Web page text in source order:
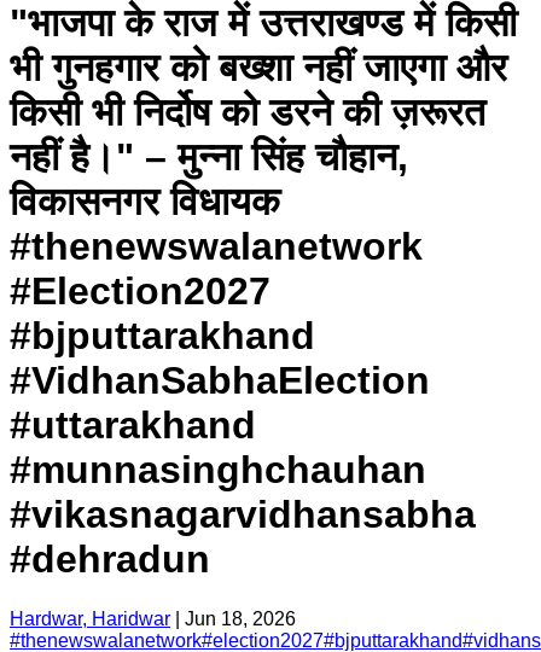
"भाजपा के राज में उत्तराखण्ड में किसी
भी गुनहगार को बख्शा नहीं जाएगा और
किसी भी निर्दोष को डरने की ज़रूरत
नहीं है।" – मुन्ना सिंह चौहान,
विकासनगर विधायक
#thenewswalanetwork
#Election2027
#bjputtarakhand
#VidhanSabhaElection
#uttarakhand
#munnasinghchauhan
#vikasnagarvidhansabha
#dehradun
Hardwar, Haridwar
Jun 18, 2026
#thenewswalanetwork#election2027#bjputtarakhand#